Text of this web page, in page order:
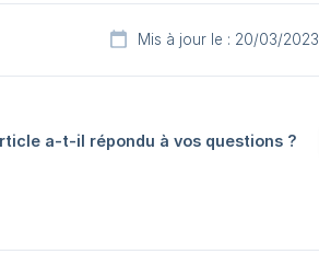
Mis à jour le : 20/03/2023
a-t-il répondu à vos questions ?